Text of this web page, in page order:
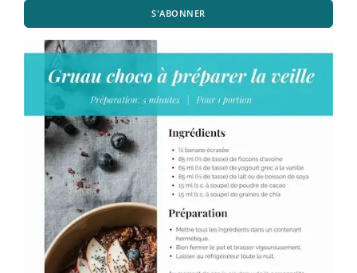
S'ABONNER